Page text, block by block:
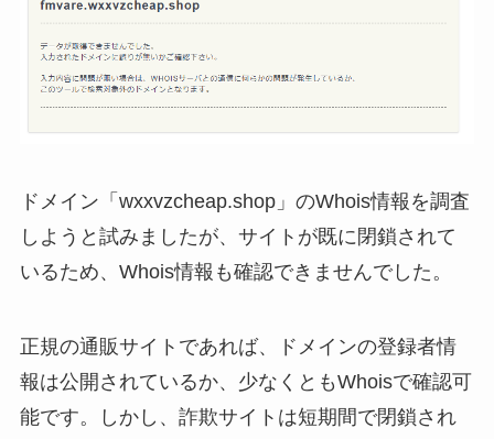
ドメイン「wxxvzcheap.shop」のWhois情報を調査
しようと試みましたが、サイトが既に閉鎖されて
いるため、Whois情報も確認できませんでした。
正規の通販サイトであれば、ドメインの登録者情
報は公開されているか、少なくともWhoisで確認可
能です。しかし、詐欺サイトは短期間で閉鎖され